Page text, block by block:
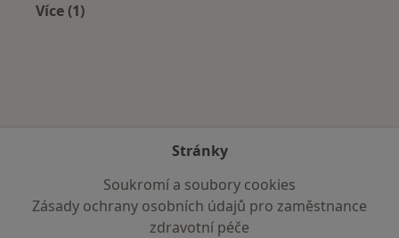
Více (1)
Stránky
Soukromí a soubory cookies
Zásady ochrany osobních údajů pro zaměstnance
zdravotní péče